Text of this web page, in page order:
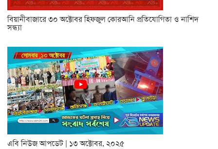
বিয়ানীবাজারে ৩০ অক্টোবর হিফজুল কোরআনি প্রতিযোগিতা ও নাশিদ
সন্ধ্যা
এবি নিউজ আপডেট | ১৩ অক্টোবর, ২০২৫